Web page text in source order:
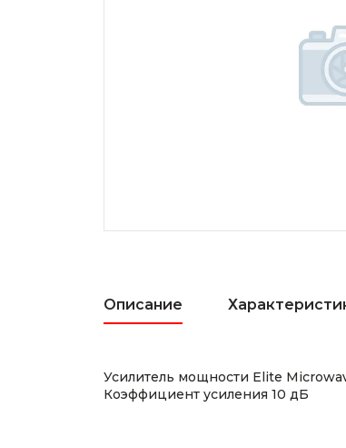
Описание
Усилитель мощности Elite
Коэффициент усиления 10 дБ